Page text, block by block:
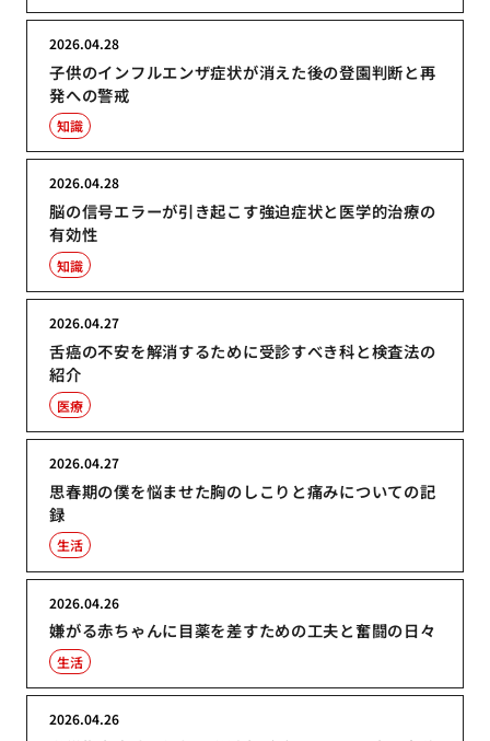
子供のインフルエンザ症状が消えた後の登園判断と再
発への警戒
2026.04.28
知識
脳の信号エラーが引き起こす強迫症状と医学的治療の
有効性
2026.04.28
知識
舌癌の不安を解消するために受診すべき科と検査法の
紹介
2026.04.27
医療
思春期の僕を悩ませた胸のしこりと痛みについての記
録
2026.04.27
生活
嫌がる赤ちゃんに目薬を差すための工夫と奮闘の日々
2026.04.26
生活
2026.04.26